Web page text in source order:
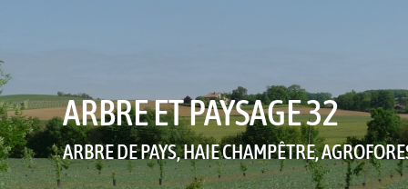
ARBRE ET PAYSAGE 32
ARBRE DE PAYS, HAIE CHAMPÊTRE,